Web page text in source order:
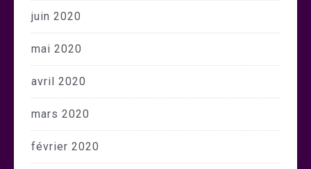
juin 2020
mai 2020
avril 2020
mars 2020
février 2020